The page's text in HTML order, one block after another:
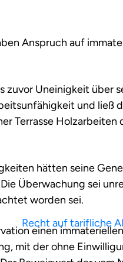
Anspruch auf
zuvor Uneinigkeit über
und ließ
Terrasse
hätten seine
Überwachung sei
worden sei.
einen
mit der ohne
Recht auf tarifliche